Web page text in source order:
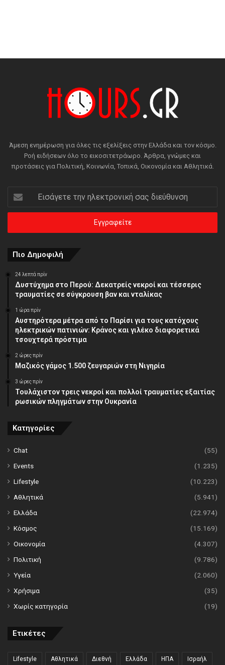
Άμεση ενημέρωση για όλες τις εξελίξεις στην Ελλάδα και τον κόσμο.
Ροή ειδήσεων όλο το εικοσιτετράωρο. Άρθρα, γνώμες και
προτάσεις για Πολιτική, Κοινωνία, Τοπικά, Οικονομία και Αθλητικά.
Εισάγετε
την
ηλεκτρονική
διεύθυνση
Πιο Δημοφιλή
24 λεπτά πρίν
Δυστύχημα στο Περού: Δεκατρείς νεκροί και τέσσερις
τραυματίες σε σύγκρουση βαν και νταλίκας
1 ώρα πρίν
Αυστηρότερα μέτρα από το Παρίσι για τους κατόχους
ηλεκτρικών πατινιών: Κράνος και γιλέκο διαφορετικά
τσουχτερά πρόστιμα
2 ώρες πρίν
Μαζικός γάμος 1.500 ζευγαριών στη Νιγηρία
3 ώρες πρίν
Τουλάχιστον τρεις νεκροί και πολλοί τραυματίες εξαιτίας
ρωσικών πληγμάτων στην Ουκρανία
Κατηγορίες
Chat
(55)
Events
(1.235)
Lifestyle
(10.223)
Αθλητικά
(5.941)
Ελλάδα
(22.974)
Κόσμος
(15.169)
Οικονομία
(4.307)
Πολιτική
(9.786)
Υγεία
(2.060)
Χρήσιμα
(35)
Χωρίς κατηγορία
(19)
Ετικέτες
Lifestyle Αθλητικά Διεθνή Ελλάδα ΗΠΑ Ισραήλ